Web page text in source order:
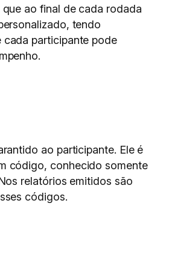
ao final de cada rodada
tendo
participante pode
ao participante. Ele é
código, conhecido somente
relatórios emitidos são
códigos.